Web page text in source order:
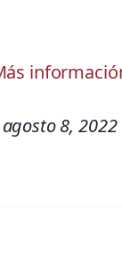
agosto 8, 2022